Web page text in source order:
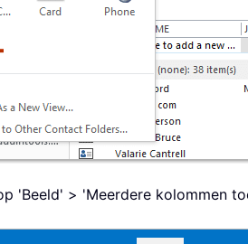
'Beeld' > 'Meerdere kolommen